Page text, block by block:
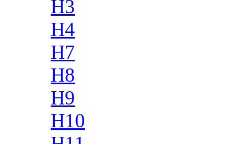
H3
H4
H7
H8
H9
H10